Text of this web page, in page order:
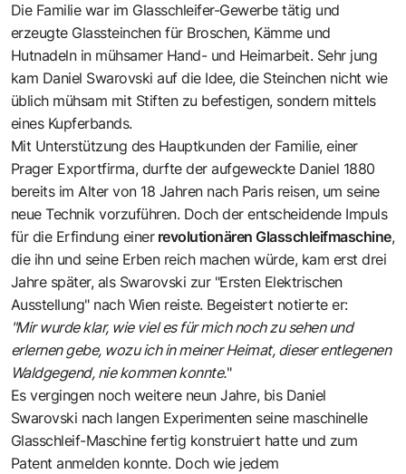
Die Familie war im Glasschleifer-Gewerbe tätig und
erzeugte Glassteinchen für Broschen, Kämme und
Hutnadeln in mühsamer Hand- und Heimarbeit. Sehr jung
kam Daniel Swarovski auf die Idee, die Steinchen nicht wie
üblich mühsam mit Stiften zu befestigen, sondern mittels
eines Kupferbands.
Mit Unterstützung des Hauptkunden der Familie, einer
Prager Exportfirma, durfte der aufgeweckte Daniel 1880
bereits im Alter von 18 Jahren nach Paris reisen, um seine
neue Technik vorzuführen. Doch der entscheidende Impuls
für die Erfindung einerrevolutionären Glasschleifmaschine,
die ihn und seine Erben reich machen würde, kam erst drei
Jahre später, als Swarovski zur "Ersten Elektrischen
Ausstellung" nach Wien reiste. Begeistert notierte er:
"Mir wurde klar, wie viel es für mich noch zu sehen und
erlernen gebe, wozu ich in meiner Heimat, dieser entlegenen
Waldgegend, nie kommen konnte."
Es vergingen noch weitere neun Jahre, bis Daniel
Swarovski nach langen Experimenten seine maschinelle
Glasschleif-Maschine fertig konstruiert hatte und zum
Patent anmelden konnte. Doch wie jedem